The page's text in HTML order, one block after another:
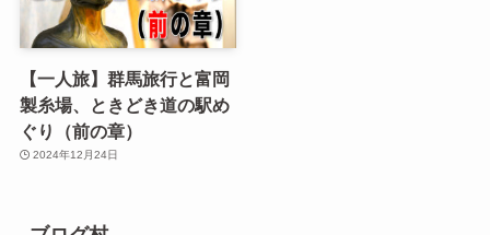
【一人旅】群馬旅行と富岡
製糸場、ときどき道の駅め
ぐり（前の章）
2024年12月24日